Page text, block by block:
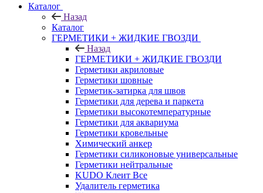
Каталог
Назад
Каталог
ГЕРМЕТИКИ + ЖИДКИЕ ГВОЗДИ
Назад
ГЕРМЕТИКИ + ЖИДКИЕ ГВОЗДИ
Герметики акриловые
Герметики шовные
Герметик-затирка для швов
Герметики для дерева и паркета
Герметики высокотемпературные
Герметики для аквариума
Герметики кровельные
Химический анкер
Герметики силиконовые универсальные
Герметики нейтральные
KUDO Клеит Все
Удалитель герметика